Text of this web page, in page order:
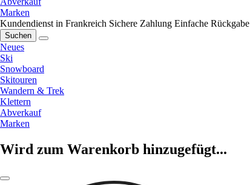
Marken
Kundendienst in Frankreich Sichere Zahlung Einfache Rückgabe
Suchen
Neues
Ski
Snowboard
Skitouren
Wandern & Trek
Klettern
Abverkauf
Marken
Wird zum Warenkorb hinzugefügt...